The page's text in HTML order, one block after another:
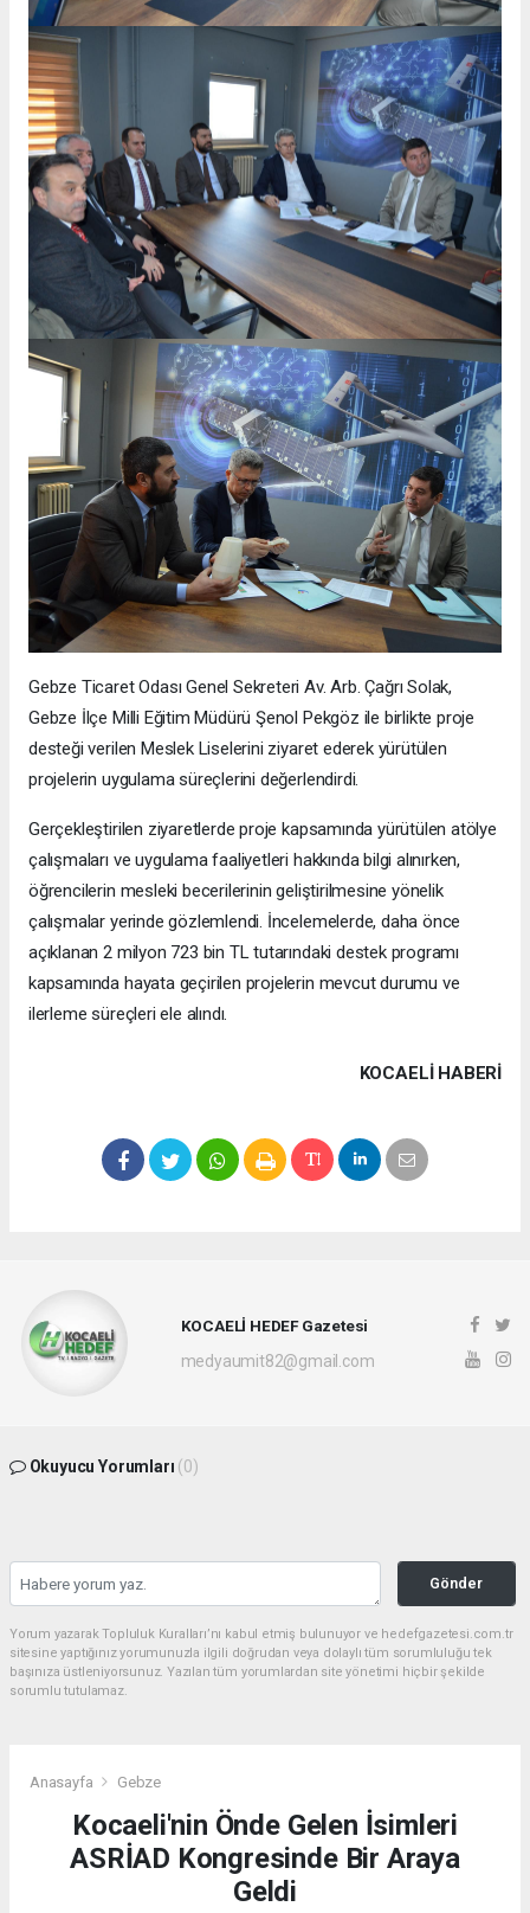
Gebze Ticaret Odası Genel Sekreteri Av. Arb. Çağrı Solak,
Gebze İlçe Milli Eğitim Müdürü Şenol Pekgöz ile birlikte proje
desteği verilen Meslek Liselerini ziyaret ederek yürütülen
projelerin uygulama süreçlerini değerlendirdi.
Gerçekleştirilen ziyaretlerde proje kapsamında yürütülen atölye
çalışmaları ve uygulama faaliyetleri hakkında bilgi alınırken,
öğrencilerin mesleki becerilerinin geliştirilmesine yönelik
çalışmalar yerinde gözlemlendi. İncelemelerde, daha önce
açıklanan 2 milyon 723 bin TL tutarındaki destek programı
kapsamında hayata geçirilen projelerin mevcut durumu ve
ilerleme süreçleri ele alındı.
KOCAELI HABERİ
KOCAELİ HEDEF Gazetesi
medyaumit82@gmail.com
Okuyucu Yorumları (0)
Gönder
Yorum yazarak Topluluk Kuralları’nı kabul etmiş bulunuyor ve hedefgazetesi.com.tr
sitesine yaptığınız yorumunuzla ilgili doğrudan veya dolaylı tüm sorumluluğu tek
başınıza üstleniyorsunuz. Yazılan tüm yorumlardan site yönetimi hiçbir şekilde
sorumlu tutulamaz.
Anasayfa Gebze
Kocaeli'nin Önde Gelen İsimleri
ASRİAD Kongresinde Bir Araya
Geldi